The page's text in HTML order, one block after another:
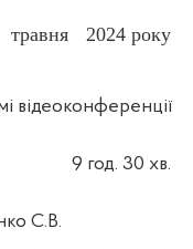
травня 2024 року
відеоконференції
9 год. 30 хв.
С.В.